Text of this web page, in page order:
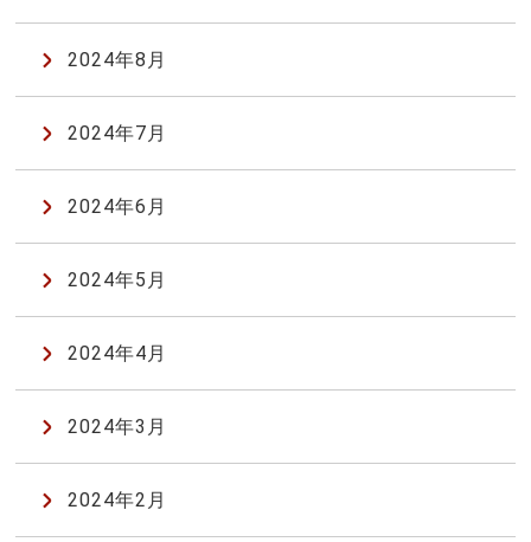
2024年8月
2024年7月
2024年6月
2024年5月
2024年4月
2024年3月
2024年2月